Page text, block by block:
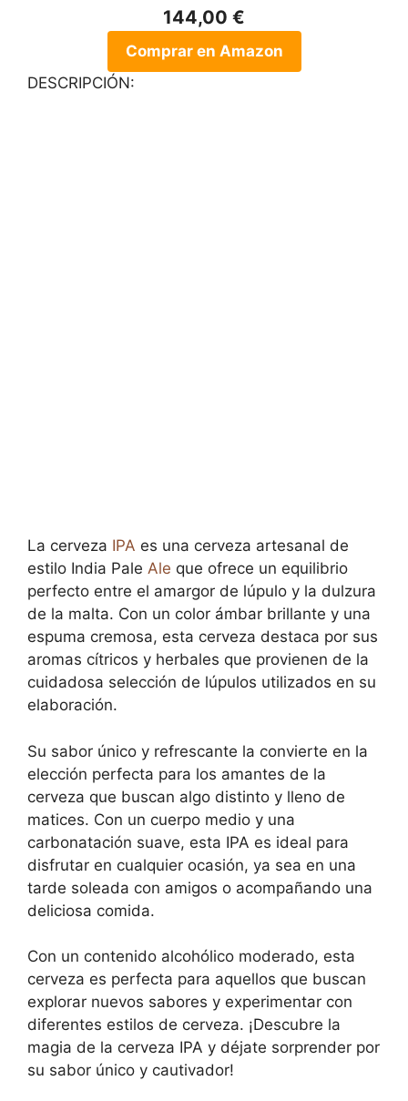
144,00 €
Comprar en Amazon
DESCRIPCIÓN:
La cerveza IPA es una cerveza artesanal de
estilo India Pale Ale que ofrece un equilibrio
perfecto entre el amargor de lúpulo y la dulzura
de la malta. Con un color ámbar brillante y una
espuma cremosa, esta cerveza destaca por sus
aromas cítricos y herbales que provienen de la
cuidadosa selección de lúpulos utilizados en su
elaboración.
Su sabor único y refrescante la convierte en la
elección perfecta para los amantes de la
cerveza que buscan algo distinto y lleno de
matices. Con un cuerpo medio y una
carbonatación suave, esta IPA es ideal para
disfrutar en cualquier ocasión, ya sea en una
tarde soleada con amigos o acompañando una
deliciosa comida.
Con un contenido alcohólico moderado, esta
cerveza es perfecta para aquellos que buscan
explorar nuevos sabores y experimentar con
diferentes estilos de cerveza. ¡Descubre la
magia de la cerveza IPA y déjate sorprender por
su sabor único y cautivador!